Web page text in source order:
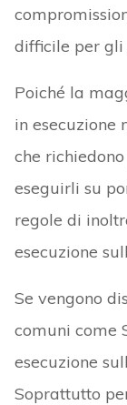
difficile per gli
Poiché la
in esecuzione
che
eseguirli su
regole di
esecuzione
Se vengono
comuni come
esecuzione
Soprattutto